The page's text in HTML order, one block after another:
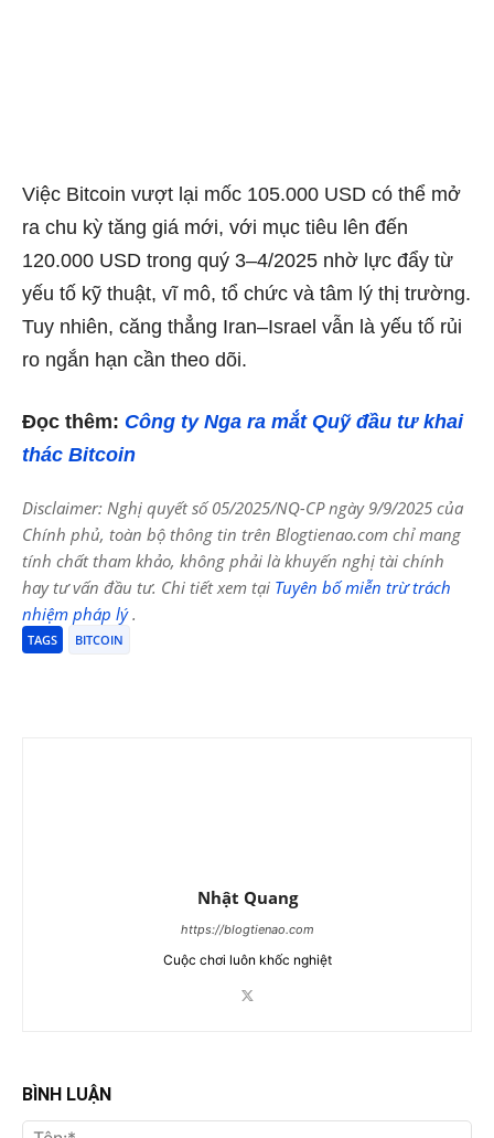
Việc Bitcoin vượt lại mốc 105.000 USD có thể mở
ra chu kỳ tăng giá mới, với mục tiêu lên đến
120.000 USD trong quý 3–4/2025 nhờ lực đẩy từ
yếu tố kỹ thuật, vĩ mô, tổ chức và tâm lý thị trường.
Tuy nhiên, căng thẳng Iran–Israel vẫn là yếu tố rủi
ro ngắn hạn cần theo dõi.
Đọc thêm: Công ty Nga ra mắt Quỹ đầu tư khai
thác Bitcoin
Disclaimer: Nghị quyết số 05/2025/NQ-CP ngày 9/9/2025 của
Chính phủ, toàn bộ thông tin trên Blogtienao.com chỉ mang
tính chất tham khảo, không phải là khuyến nghị tài chính
hay tư vấn đầu tư. Chi tiết xem tại Tuyên bố miễn trừ trách
nhiệm pháp lý.
TAGS BITCOIN
Nhật Quang
https://blogtienao.com
Cuộc chơi luôn khốc nghiệt
BÌNH LUẬN